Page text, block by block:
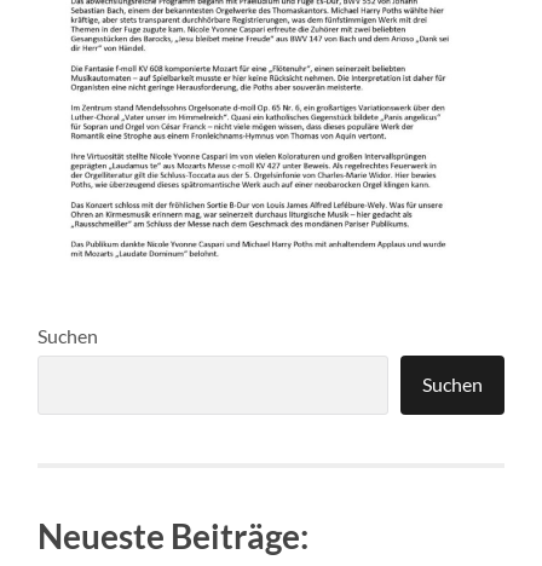
Suchen
Suchen
Neueste Beiträge: